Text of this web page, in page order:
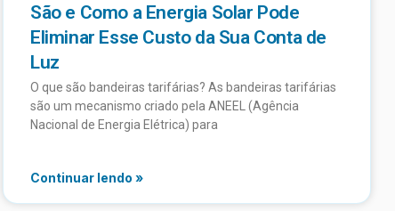
São e Como a Energia Solar Pode
Eliminar Esse Custo da Sua Conta de
Luz
O que são bandeiras tarifárias? As bandeiras tarifárias
são um mecanismo criado pela ANEEL (Agência
Nacional de Energia Elétrica) para
Continuar lendo »